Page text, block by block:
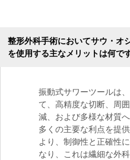
整形外科手術においてサウ・オ
を使用する主なメリットは何で
振動式サワーツールは
て、高精度な切断、周
減、および多様な材質
多くの主要な利点を提
より、制御性と正確性
なり、これは繊細な外